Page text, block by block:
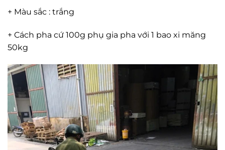
+ Màu sắc : trắng
+ Cách pha cứ 100g phụ gia pha với 1 bao xi măng
50kg